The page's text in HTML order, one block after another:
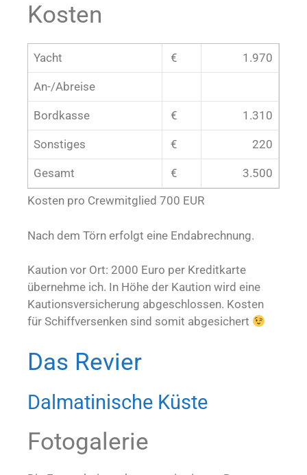
Kosten
Yacht € 1.970
An-/Abreise
Bordkasse € 1.310
Sonstiges € 220
Gesamt €
3.500
Kosten pro Crewmitglied 700 EUR
Nach dem Törn erfolgt eine Endabrechnung.
Kaution vor Ort: 2000 Euro per Kreditkarte
übernehme ich. In Höhe der Kaution wird eine
Kautionsversicherung abgeschlossen. Kosten
für Schiffversenken sind somit abgesichert
Das Revier
Dalmatinische Küste
Fotogalerie